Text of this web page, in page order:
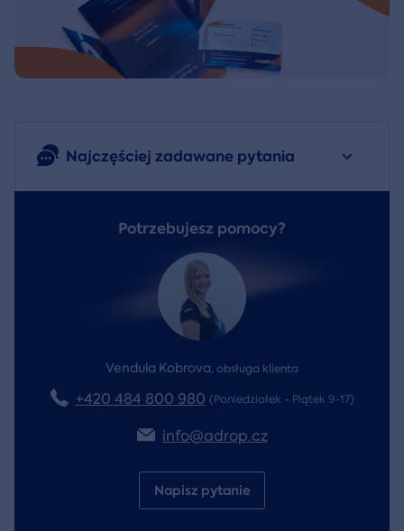
Najczęściej zadawane pytania
Potrzebujesz pomocy?
Vendula Kobrova, obsługa klienta
+420 484 800 980 (Poniedziałek - Piątek 9-17)
info@adrop.cz
Napisz pytanie